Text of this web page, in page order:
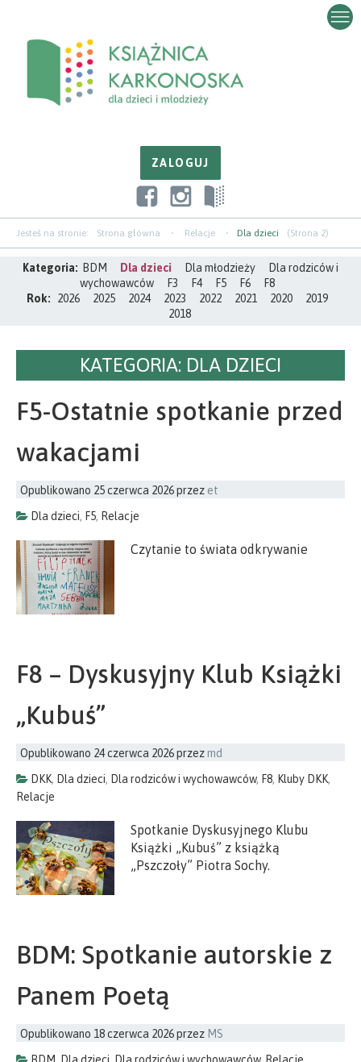
zawartości
nawigacji
paska
Jesteś na stronie: Strona główna Relacje Dla dzieci (Strona 2)
Kategoria: BDM Dla dzieci Dla młodzieży
Dla rodziców i
wychowawców
F3 F4 F5 F6
F8
Rok:
2026 2025 2024 2023 2022 2021 2020
2019
2018
KATEGORIA: DLA DZIECI
F5-Ostatnie spotkanie przed
wakacjami
Opublikowano 25 czerwca 2026przez et
Dla dzieci, F5, Relacje
Czytanie to świata odkrywanie
F8 – Dyskusyjny Klub Książki
„Kubuś”
Opublikowano 24 czerwca 2026przezmd
DKK, Dla dzieci, Dla rodziców i wychowawców, F8, Kluby DKK,
Relacje
Spotkanie Dyskusyjnego Klubu
Książki „Kubuś” z książką
„Pszczoły” Piotra Sochy.
BDM: Spotkanie autorskie z
Panem Poetą
Opublikowano 18 czerwca 2026przez MS
BDM, Dla dzieci, Dla rodziców i wychowawców, Relacje